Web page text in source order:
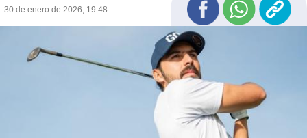
30 de enero de 2026, 19:48